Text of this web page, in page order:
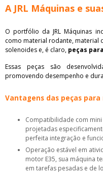
A JRL Máquinas e
O portfólio da JRL Máquinas
como material rodante, material
solenoides e, é claro, peças
Essas peças são
promovendo desempenho e
Vantagens das peças
Compatibilidade com mini escavadeiras E35: As peças são
projetadas
perfeita integração e
Operação estável em atividades intensivas: Com as peças para
motor E35, sua máquina
em tarefas pesadas e de